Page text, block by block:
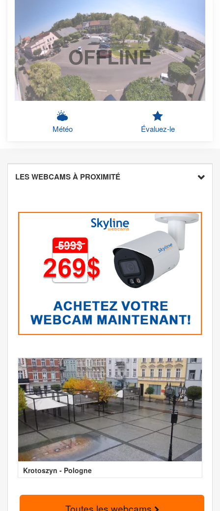
OFFLINE
Météo Évaluez-le
LES WEBCAMS À PROXIMITÉ
Krotoszyn - Pologne
Toutes les webcams